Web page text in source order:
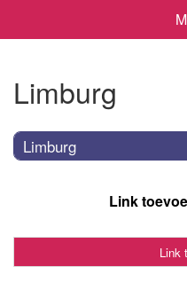
Limburg
Limburg
Link
Link